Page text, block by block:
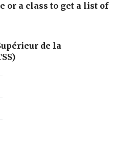
or a class to get a list of
de la